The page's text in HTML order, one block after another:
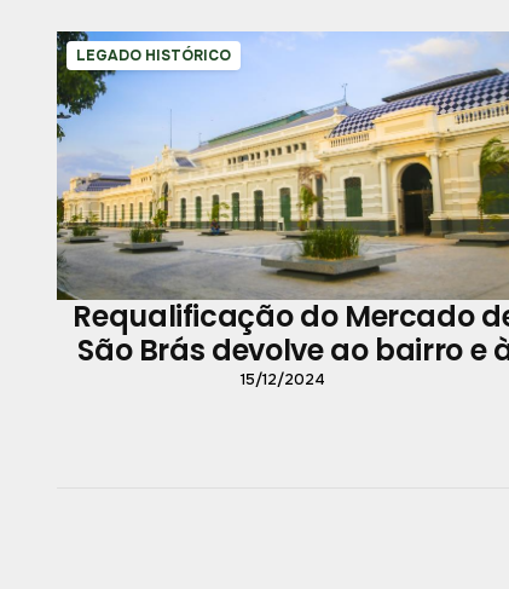
LEGADO HISTÓRICO
Requalificação do Mercado
São Brás devolve ao bairro e
cidade a importância do início
15/12/2024